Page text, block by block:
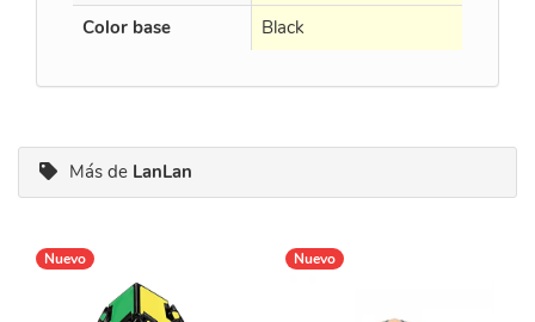
Color base
Black
Más de LanLan
Nuevo Nuevo